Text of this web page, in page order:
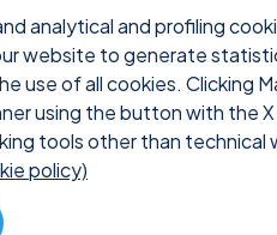
analytical and profiling
website to generate
use of all cookies. Clicking
using the button with the
tools other than technical
policy)
Descargar